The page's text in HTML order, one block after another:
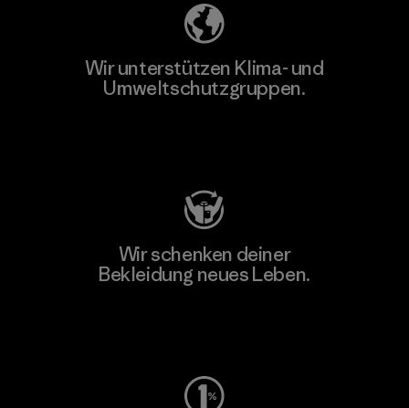
Wir unterstützen Klima- und
Umweltschutzgruppen.
Wir schenken deiner
Bekleidung neues Leben.